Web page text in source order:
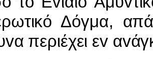
Δόγμα,
περιέχει εv